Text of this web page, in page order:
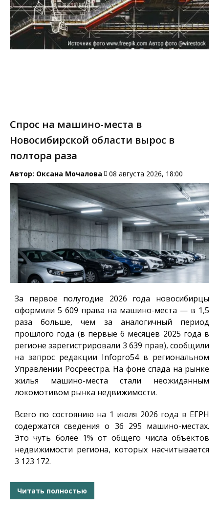
Спрос на машино-места в
Новосибирской области вырос в
полтора раза
Автор: Оксана Мочалова 08 августа 2026, 18:00
За первое полугодие 2026 года новосибирцы
оформили 5 609 права на машино-места — в 1,5
раза больше, чем за аналогичный период
прошлого года (в первые 6 месяцев 2025 года в
регионе зарегистрировали 3 639 прав), сообщили
на запрос редакции Infopro54в региональном
Управлении Росреестра. На фоне спада на рынке
жилья машино-места стали неожиданным
локомотивом рынка недвижимости.
Всего по состоянию на 1 июля 2026 года в ЕГРН
содержатся сведения о 36 295 машино-местах.
Это чуть более 1% от общего числа объектов
недвижимости региона, которых насчитывается
3 123 172.
Читать полностью